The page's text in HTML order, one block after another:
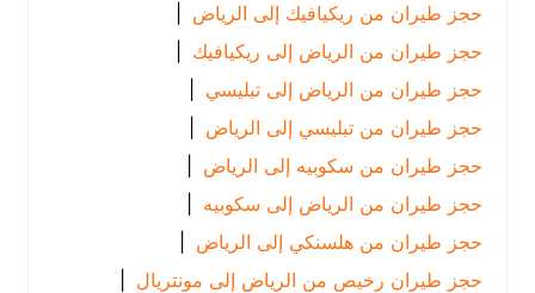
حجز طيران من ريكيافيك إلى الرياض
|
حجز طيران من الرياض إلى ريكيافيك |
حجز طيران من الرياض إلى تبليسي |
حجز طيران من تبليسي إلى الرياض
|
حجز طيران من سكوبيه إلى الرياض
|
حجز طيران من الرياض إلى سكوبيه |
حجز طيران من هلسنكي إلى الرياض
|
حجز طيران رخيص من الرياض إلى مونتريال |